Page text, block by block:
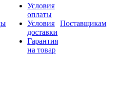
Условия
оплаты
Условия
доставки
Гарантия
на товар
Поставщикам